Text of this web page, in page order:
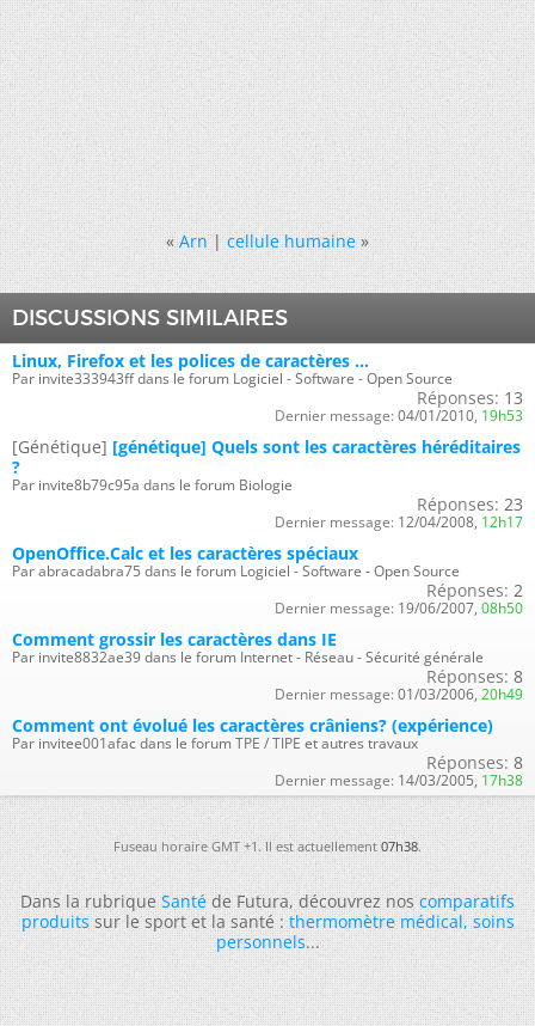
« Arn|cellule humaine »
DISCUSSIONS SIMILAIRES
Linux, Firefox et les polices de caractères ...
Par invite333943ff dans le forum Logiciel - Software - Open Source
Réponses: 13
Dernier message: 04/01/2010, 19h53
[Génétique] [génétique] Quels sont les caractères héréditaires
?
Par invite8b79c95a dans le forum Biologie
Réponses: 23
Dernier message: 12/04/2008, 12h17
OpenOffice.Calc et les caractères spéciaux
Par abracadabra75 dans le forum Logiciel - Software - Open Source
Réponses: 2
Dernier message: 19/06/2007, 08h50
Comment grossir les caractères dans IE
Par invite8832ae39 dans le forum Internet - Réseau - Sécurité générale
Réponses: 8
Dernier message: 01/03/2006, 20h49
Comment ont évolué les caractères crâniens? (expérience)
Par invitee001afac dans le forum TPE / TIPE et autres travaux
Réponses: 8
Dernier message: 14/03/2005, 17h38
Fuseau horaire GMT +1. Il est actuellement07h38.
Dans la rubriqueSantéde Futura, découvrez noscomparatifs
produitssur le sport et la santé :thermomètre médical,soins
personnels...